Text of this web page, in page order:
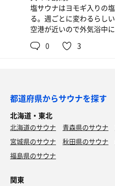
塩サウナはヨモギ入りの
る。週ごとに変わるらしい
空港が近いので外気浴中
0
3
都道府県からサウナを探す
北海道・東北
北海道のサウナ 青森県のサウナ
宮城県のサウナ
秋田県のサウナ
福島県のサウナ
関東